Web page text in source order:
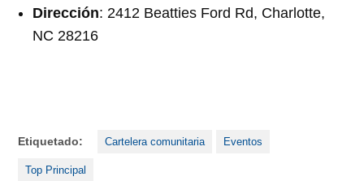
Dirección: 2412 Beatties Ford Rd, Charlotte,
NC 28216
Etiquetado: Cartelera comunitaria Eventos
Top Principal